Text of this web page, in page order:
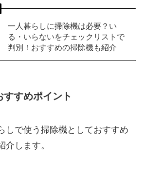
一人暮らしに掃除機は必要？い
る・いらないをチェックリストで
判別！おすすめの掃除機も紹介
すめポイント
しで使う掃除機としておすすめ
介します。